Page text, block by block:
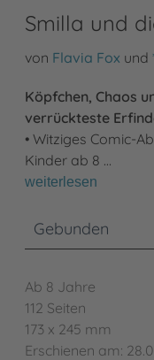
Smilla und
von Flavia Fox und
Köpfchen, Chaos
verrückteste
• Witziges Comic-
Kinder ab 8 …
weiterlesen
Gebunden
Ab 8 Jahre
112 Seiten
173 x 245 mm
Erschienen am: